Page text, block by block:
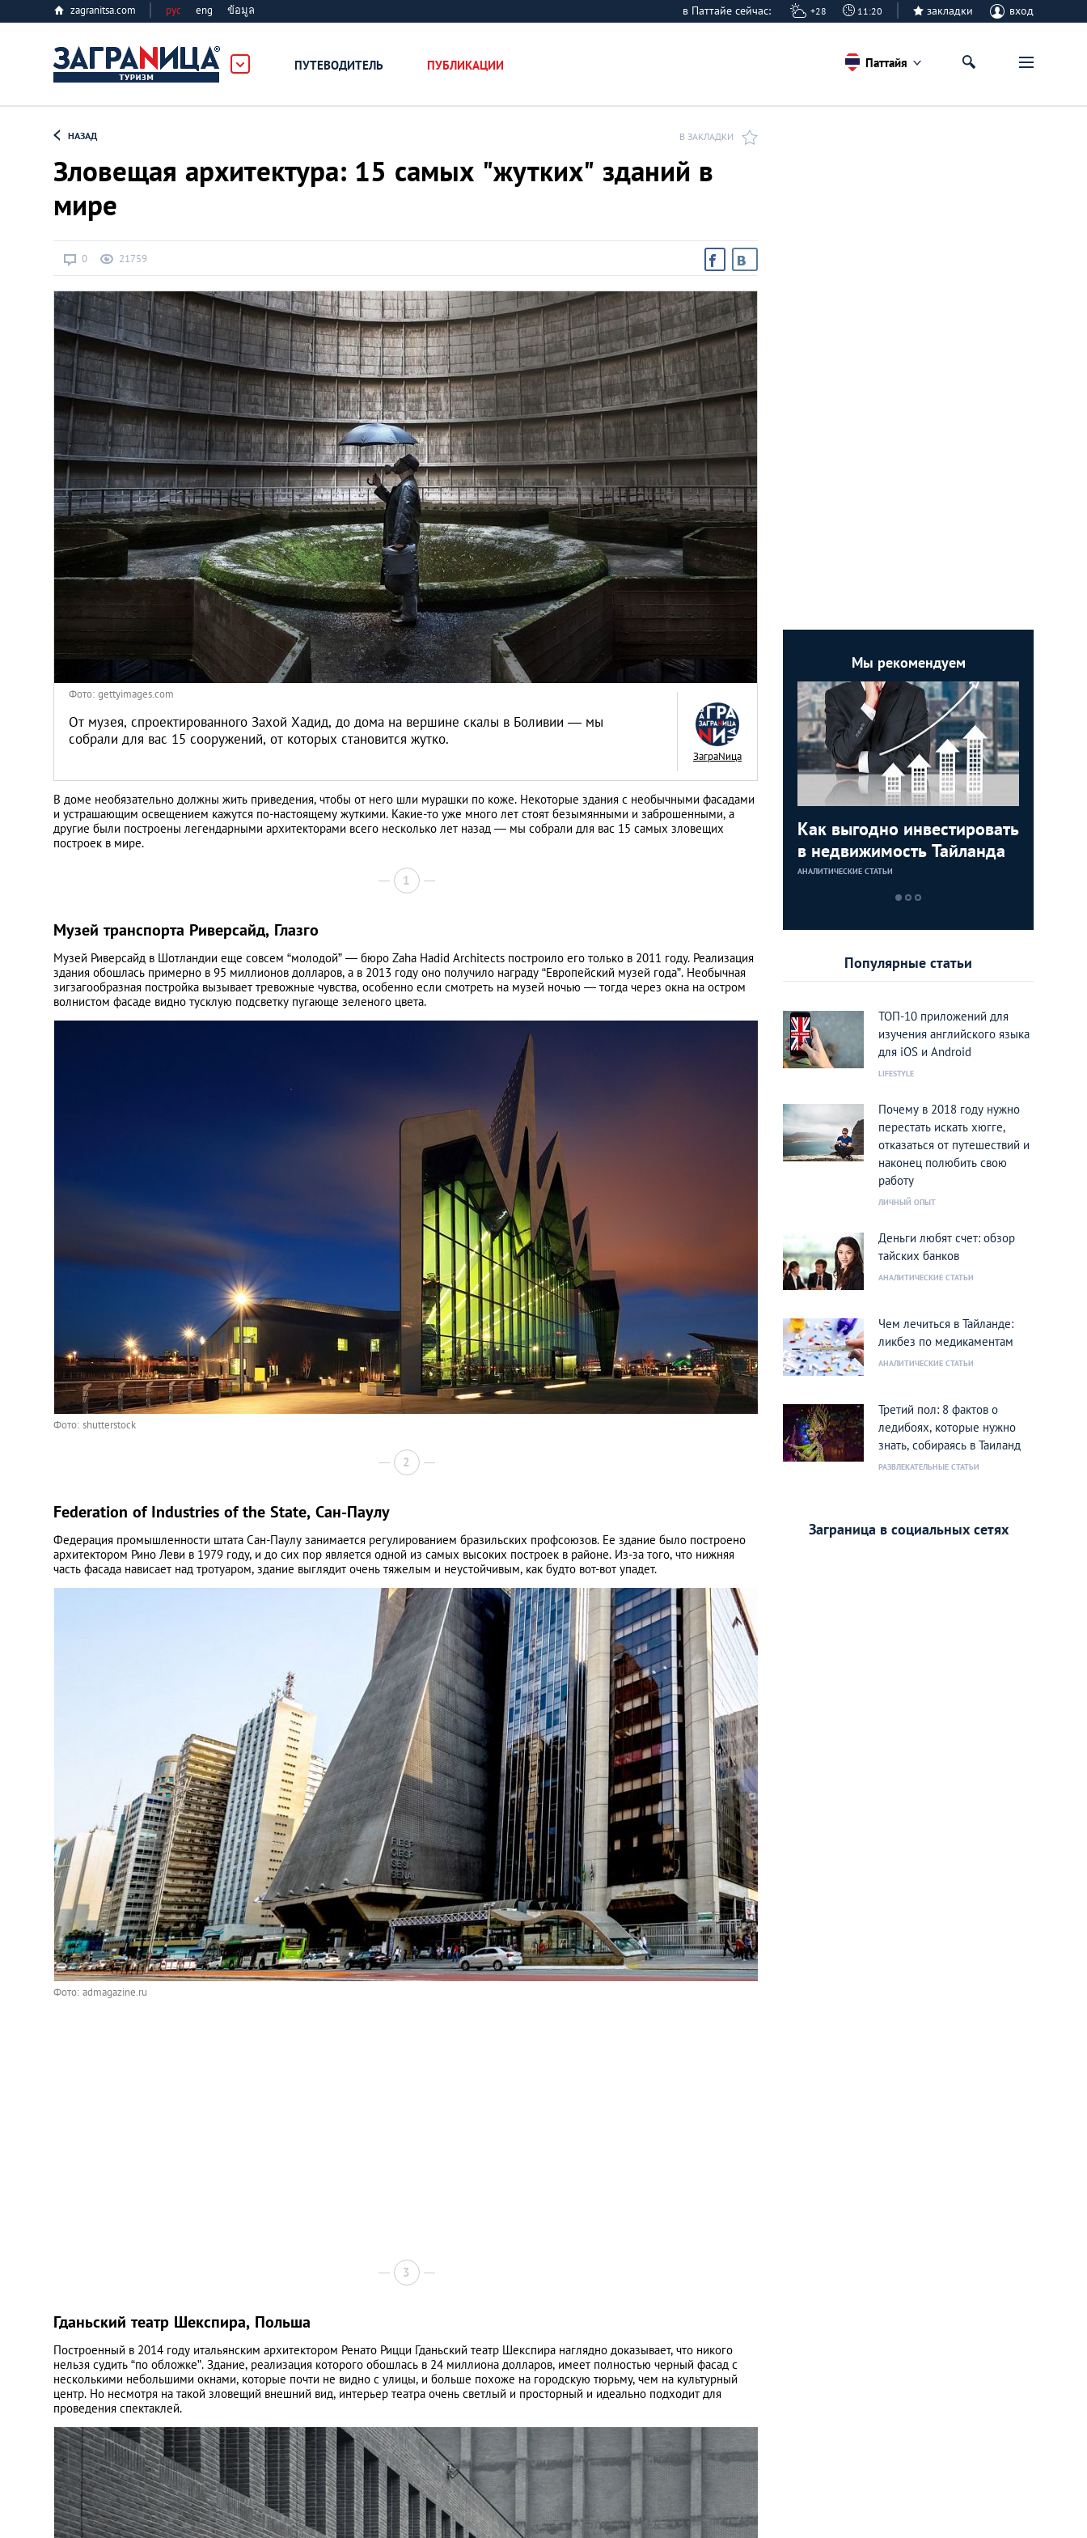
zagranitsa.com рус eng ข้อมูล в Паттайе сейчас: +28 11:20 закладки вход
ПУТЕВОДИТЕЛЬ ПУБЛИКАЦИИ
Алматы
Афины
Киев
Лондон
Лос-Анджелес
Москва
Париж
Паттайя
Санкт-Петербург
Паттайя
НАЗАД В ЗАКЛАДКИ
Зловещая архитектура: 15 самых "жутких" зданий в
мире
0 21759
Фото: gettyimages.com
От музея, спроектированного Захой Хадид, до дома на вершине скалы в Боливии — мы
собрали для вас 15 сооружений, от которых становится жутко.
ЗаграNица
В доме необязательно должны жить приведения, чтобы от него шли мурашки по коже. Некоторые здания с необычными фасадами
и устрашающим освещением кажутся по-настоящему жуткими. Какие-то уже много лет стоят безымянными и заброшенными, а
другие были построены легендарными архитекторами всего несколько лет назад — мы собрали для вас 15 самых зловещих
построек в мире.
1
Музей транспорта Риверсайд, Глазго
Музей Риверсайд в Шотландии еще совсем “молодой” — бюро Zaha Hadid Architects построило его только в 2011 году. Реализация
здания обошлась примерно в 95 миллионов долларов, а в 2013 году оно получило награду “Европейский музей года”. Необычная
зигзагообразная постройка вызывает тревожные чувства, особенно если смотреть на музей ночью — тогда через окна на остром
волнистом фасаде видно тусклую подсветку пугающе зеленого цвета.
Фото: shutterstock
2
Federation of Industries of the State, Сан-Паулу
Федерация промышленности штата Сан-Паулу занимается регулированием бразильских профсоюзов. Ее здание было построено
архитектором Рино Леви в 1979 году, и до сих пор является одной из самых высоких построек в районе. Из-за того, что нижняя
часть фасада нависает над тротуаром, здание выглядит очень тяжелым и неустойчивым, как будто вот-вот упадет.
Фото: admagazine.ru
3
Гданьский театр Шекспира, Польша
Построенный в 2014 году итальянским архитектором Ренато Рицци Гданьский театр Шекспира наглядно доказывает, что никого
нельзя судить “по обложке”. Здание, реализация которого обошлась в 24 миллиона долларов, имеет полностью черный фасад с
несколькими небольшими окнами, которые почти не видно с улицы, и больше похоже на городскую тюрьму, чем на культурный
центр. Но несмотря на такой зловещий внешний вид, интерьер театра очень светлый и просторный и идеально подходит для
проведения спектаклей.
Мы рекомендуем
Как выгодно инвестировать
в недвижимость Тайланда
АНАЛИТИЧЕСКИЕ СТАТЬИ
Сетевые игры: тарифы на
Популярные статьи
ТОП-10 приложений для
изучения английского языка
для iOS и Android
LIFESTYLE
Почему в 2018 году нужно
перестать искать хюгге,
отказаться от путешествий и
наконец полюбить свою
работу
ЛИЧНЫЙ ОПЫТ
Деньги любят счет: обзор
тайских банков
АНАЛИТИЧЕСКИЕ СТАТЬИ
Чем лечиться в Тайланде:
ликбез по медикаментам
АНАЛИТИЧЕСКИЕ СТАТЬИ
Третий пол: 8 фактов о
ледибоях, которые нужно
знать, собираясь в Таиланд
РАЗВЛЕКАТЕЛЬНЫЕ СТАТЬИ
Заграница в социальных сетях